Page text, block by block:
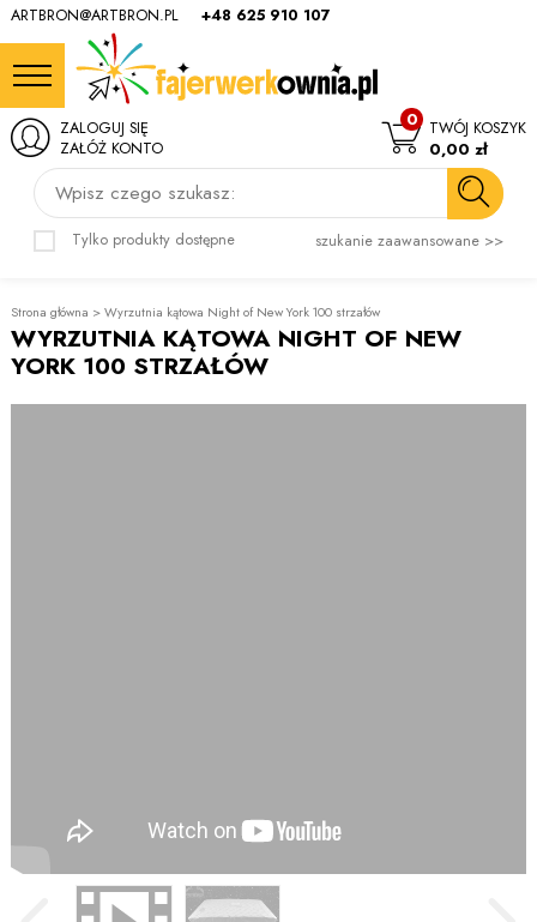
ARTBRON@ARTBRON.PL +48 625 910 107
Wpisz czego szukasz:
Tylko produkty dostępne szukanie zaawansowane >>
ZALOGUJ SIĘ
ZAŁÓŻ KONTO
TWÓJ KOSZYK
0
0,00 zł
Strona główna >Wyrzutnia kątowa Night of New York 100 strzałów
WYRZUTNIA KĄTOWA NIGHT OF NEW
YORK 100 STRZAŁÓW